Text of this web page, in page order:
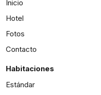
Inicio
Hotel
Fotos
Contacto
Habitaciones
Estándar